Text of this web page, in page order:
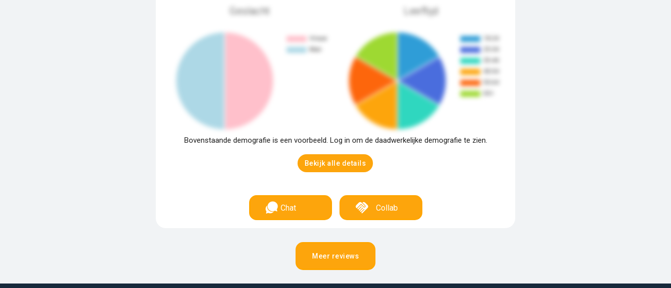
Geslacht Leeftijd
Bovenstaande demografie is een voorbeeld. Log in om de daadwerkelijke demografie te zien.
Bekijk alle details
Chat Collab
Meer reviews